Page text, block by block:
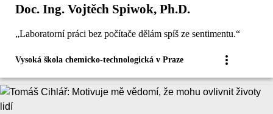
Doc. Ing. Vojtěch Spiwok, Ph.D.
„Laboratorní práci bez počítače dělám spíš ze sentimentu.“
Vysoká škola chemicko-technologická v Praze